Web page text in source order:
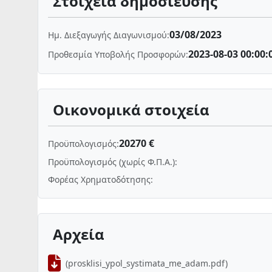
Ημ. Διεξαγωγής Διαγωνισμού:03/08/2023
Προθεσμία Υποβολής Προσφορών:2023-08-03
Οικονομικά στοιχεία
Προϋπολογισμός:20270 €
Προϋπολογισμός (χωρίς Φ.Π.Α.):
Φορέας Χρηματοδότησης:
Αρχεία
(prosklisi_ypol_systimata_me_adam.pdf)